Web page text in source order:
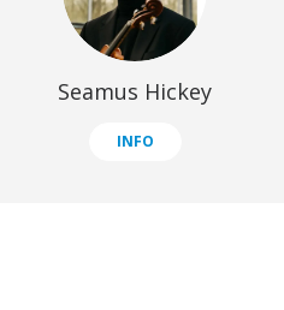
Seamus Hickey
INFO